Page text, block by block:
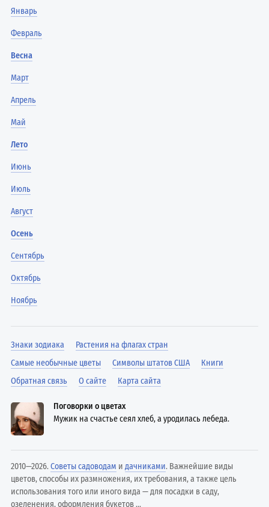
Январь
Февраль
Весна
Март
Апрель
Май
Лето
Июнь
Июль
Август
Осень
Сентябрь
Октябрь
Ноябрь
Знаки зодиака
Растения на флагах стран
Самые необычные цветы
Символы штатов США
Книги
Обратная связь
О сайте Карта сайта
Поговорки о цветах
Мужик на счастье сеял хлеб, а уродилась лебеда.
2010—2026.Советы садоводам идачниками. Важнейшие виды
цветов, способы их размножения, их требования, а также цель
использования того или иного вида — для посадки в саду,
озеленения, оформления букетов ...